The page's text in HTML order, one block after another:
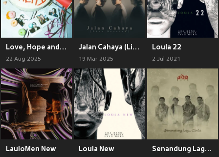
Love, Hope and Reality
22 Aug 2025
Jalan Cahaya (Live Session)
19 Mar 2025
Loula 22
2 Jul 2021
LauloMen New Loula New Senandung Lagu Cinta